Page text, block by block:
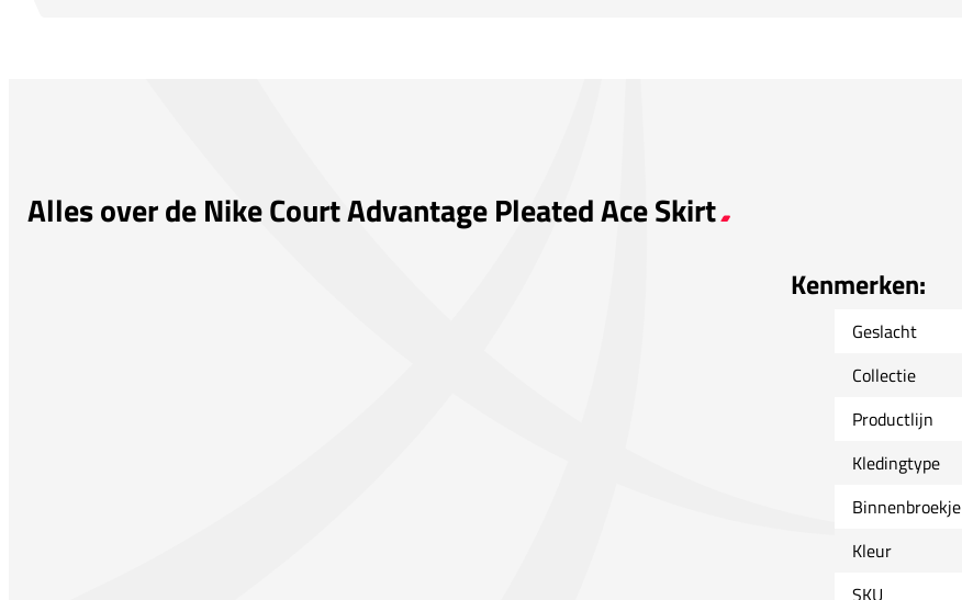
Alles over de Nike Court Advantage Pleated Ace Skirt
Kenmerken:
Geslacht
Collectie
Productlijn
Kledingtype
Binnenbroekje
Kleur